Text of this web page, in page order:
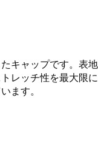
キャップです。表地
レッチ性を最大限に
ます。